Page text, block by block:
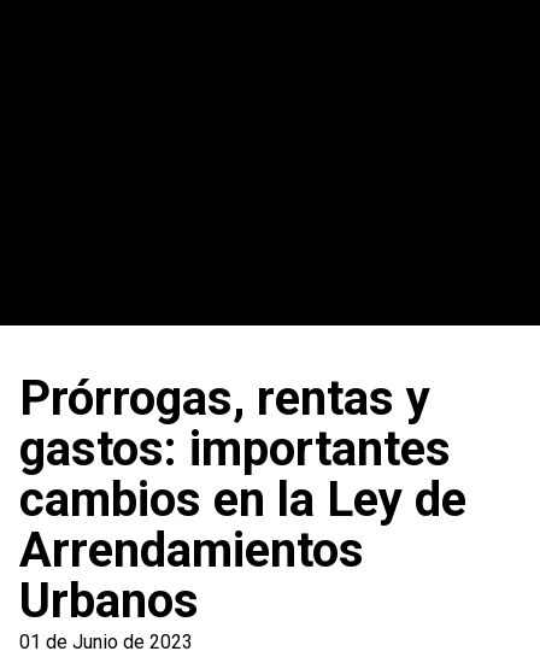
Prórrogas, rentas y
gastos: importantes
cambios en la Ley de
Arrendamientos
Urbanos
01 de Junio de 2023